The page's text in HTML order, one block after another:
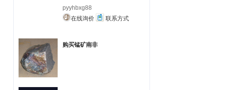
pyyhbxg88
在线询价
联系方式
购买锰矿南非